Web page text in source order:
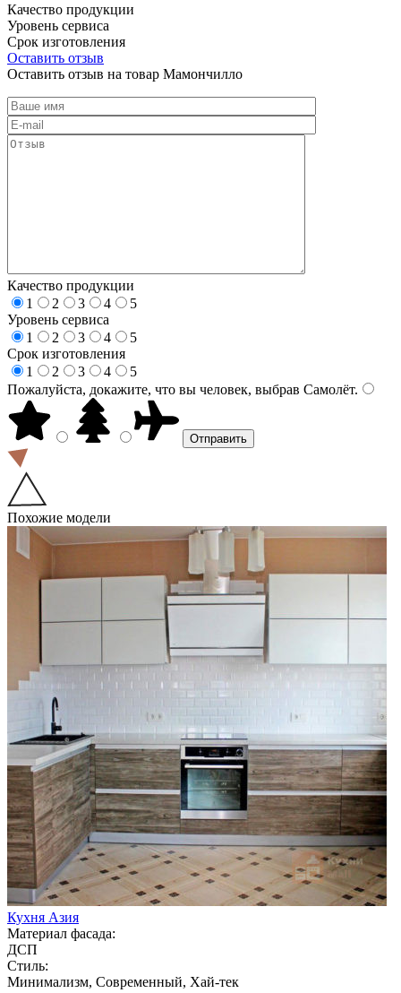
Качество продукции
Уровень сервиса
Срок изготовления
Оставить отзыв
Оставить отзыв на товар Мамончилло
Качество продукции
1
2 3 4
5
Уровень сервиса
1
2 3 4
5
Срок изготовления
1
2 3 4
5
Пожалуйста, докажите, что вы человек, выбрав Самолёт.
Похожие модели
Кухня Азия
Материал фасада:
ДСП
Стиль:
Минимализм, Современный, Хай-тек